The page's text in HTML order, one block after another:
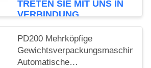
TRETEN SIE MIT UNS IN
VERBINDUNG
PD200 Mehrköpfige
Gewichtsverpackungsmaschine
Automatische